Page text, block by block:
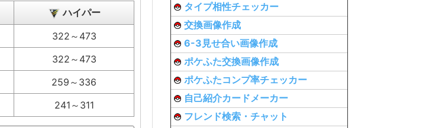
ハイパー
322～473
322～473
259～336
241～311
タイプ相性チェッカー
交換画像作成
6-3見せ合い画像作成
ポケふた交換画像作成
ポケふたコンプ率チェッカー
自己紹介カードメーカー
フレンド検索・チャット